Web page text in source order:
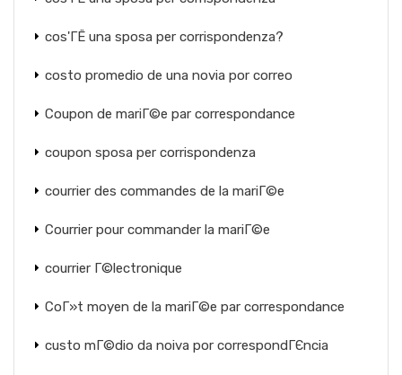
cos'ГЁ una sposa per corrispondenza?
costo promedio de una novia por correo
Coupon de mariГ©e par correspondance
coupon sposa per corrispondenza
courrier des commandes de la mariГ©e
Courrier pour commander la mariГ©e
courrier Г©lectronique
CoГ»t moyen de la mariГ©e par correspondance
custo mГ©dio da noiva por correspondГЄncia